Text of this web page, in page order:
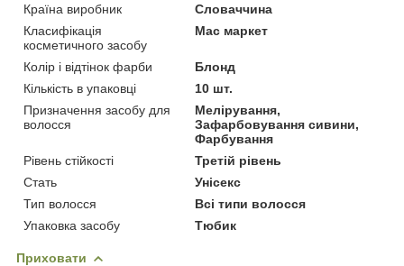
Країна виробник
Словаччина
Класифікація
косметичного засобу
Мас маркет
Колір і відтінок фарби
Блонд
Кількість в упаковці
10 шт.
Призначення засобу для
волосся
Мелірування,
Зафарбовування сивини,
Фарбування
Рівень стійкості
Третій рівень
Стать
Унісекс
Тип волосся
Всі типи волосся
Упаковка засобу
Тюбик
Приховати